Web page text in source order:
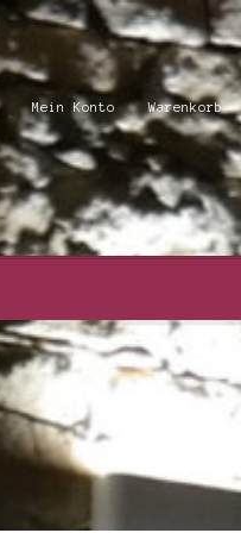
Mein Konto Warenkorb